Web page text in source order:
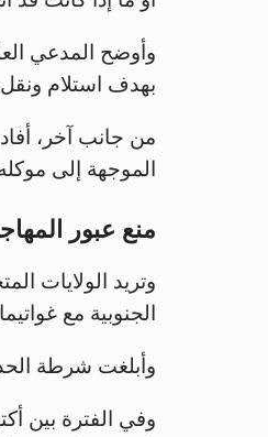
وأوضح المدعي
بهدف استلام
من جانب آخر،
الموجهة إلى
منع عبور
وتريد الولايات
الجنوبية مع
وأبلغت شرطة الحدود الأمريكية عن نحو 10